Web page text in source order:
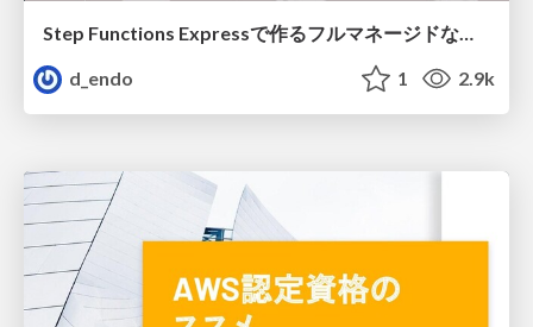
Step Functions Expressで作るフルマネージドなサーバーレスバッチ
d_endo
1 2.9k